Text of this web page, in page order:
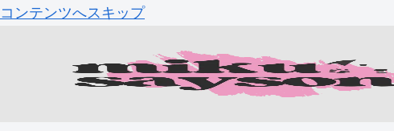
コンテンツへスキップ